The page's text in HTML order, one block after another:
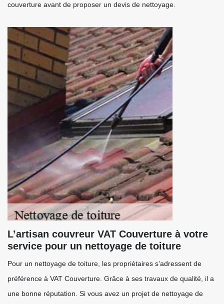
couverture avant de proposer un devis de nettoyage.
L’artisan couvreur VAT Couverture à votre
service pour un nettoyage de toiture
Pour un nettoyage de toiture, les propriétaires s’adressent de
préférence à VAT Couverture. Grâce à ses travaux de qualité, il a
une bonne réputation. Si vous avez un projet de nettoyage de